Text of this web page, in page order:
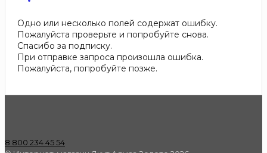
Одно или несколько полей содержат ошибку.
Пожалуйста проверьте и попробуйте снова.
Спасибо за подписку.
При отправке запроса произошла ошибка.
Пожалуйста, попробуйте позже.
8 800 234 45 54